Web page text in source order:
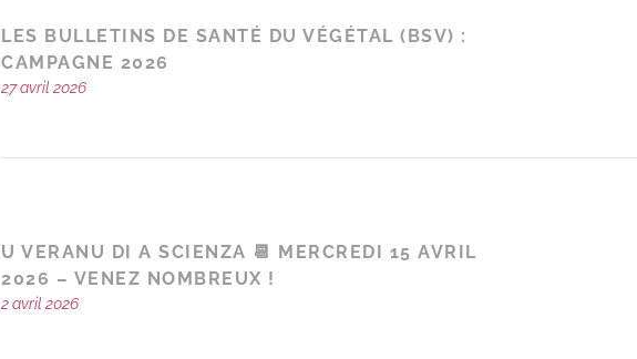
LES BULLETINS DE SANTÉ DU VÉGÉTAL (BSV) :
CAMPAGNE 2026
27 avril 2026
U VERANU DI A SCIENZA 📆 MERCREDI 15 AVRIL
2026 – VENEZ NOMBREUX !
2 avril 2026